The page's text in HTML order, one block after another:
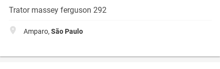
Trator massey ferguson 292
Amparo, São Paulo